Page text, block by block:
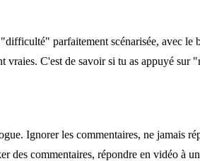
parfaitement scénarisée, avec
vraies. C'est de savoir si tu as appuyé
Ignorer les commentaires, ne
des commentaires, répondre en vidéo à